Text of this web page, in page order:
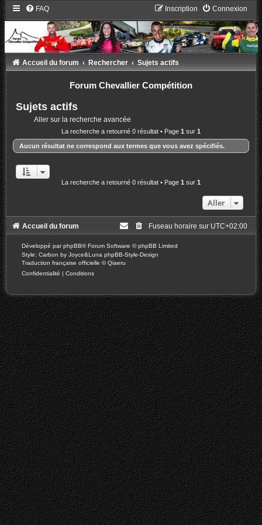
FAQ Connexion
Inscription
Accueil du forum Rechercher Sujets actifs
Forum Chevallier Compétition
Sujets actifs
Aller sur la recherche avancée
La recherche a retourné 0 résultat • Page 1 sur 1
Aucun résultat ne correspond aux termes que vous avez spécifiés.
La recherche a retourné 0 résultat • Page 1 sur 1
Aller
Accueil du forum Fuseau horaire sur UTC+02:00
Développé parphpBB® Forum Software © phpBB Limited
Style: Carbon by Joyce&Luna phpBB-Style-Design
Traduction française officielle ©Qiaeru
Confidentialité | Conditions